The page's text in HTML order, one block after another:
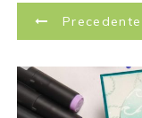
N
a
v
Precedente